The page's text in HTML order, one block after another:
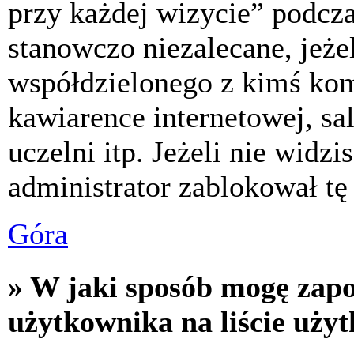
przy każdej wizycie”
stanowczo niezalecane,
współdzielonego z kimś
kawiarence internetowej,
uczelni itp. Jeżeli nie
administrator zablokował
Góra
» W jaki sposób mogę
użytkownika na liście